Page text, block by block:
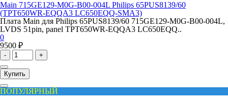
Main 715GE129-M0G-B00-004L Philips 65PUS8139/60
(TPT650WR-EQQA3 LC650EQQ-SMA3)
Плата Main для Philips 65PUS8139/60 715GE129-M0G-B00-004L,
LVDS 51pin, panel TPT650WR-EQQA3 LC650EQQ..
0
9500 ₽
- +
Купить
ПОПУЛЯРНЫЙ